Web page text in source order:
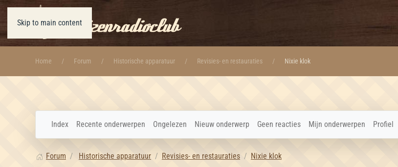
Skip to main content
Home Forum Historische apparatuur Revisies- en restauraties Nixie klok
Index Recente onderwerpen Ongelezen Nieuw onderwerp Geen reacties Mijn onderwerpen Profiel
Forum Historische apparatuur Revisies- en restauraties Nixie klok